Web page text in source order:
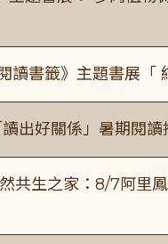
讀書籤》主題書展「
讀出好關係」暑期閱
共生之家：8/7阿里